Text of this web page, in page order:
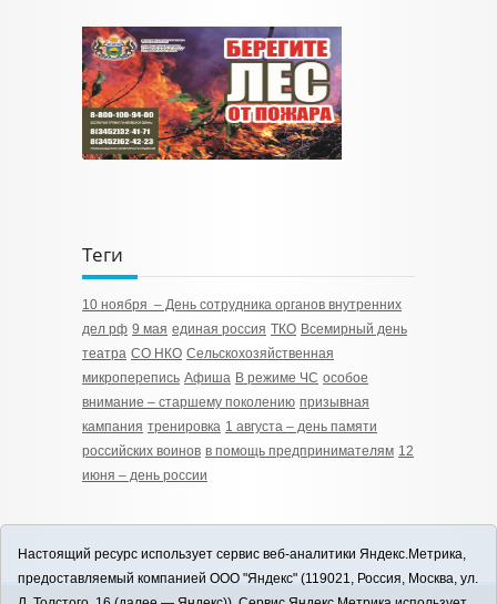
Теги
10 ноября – День сотрудника органов внутренних
дел рф 9 мая единая россия ТКО Всемирный день
театра СО НКО Сельскохозяйственная
микроперепись Афиша В режиме ЧС особое
внимание – старшему поколению призывная
кампания тренировка 1 августа – день памяти
российских воинов в помощь предпринимателям 12
июня – день россии
Настоящий ресурс использует сервис веб-аналитики Яндекс.Метрика,
предоставляемый компанией ООО "Яндекс" (119021, Россия, Москва, ул.